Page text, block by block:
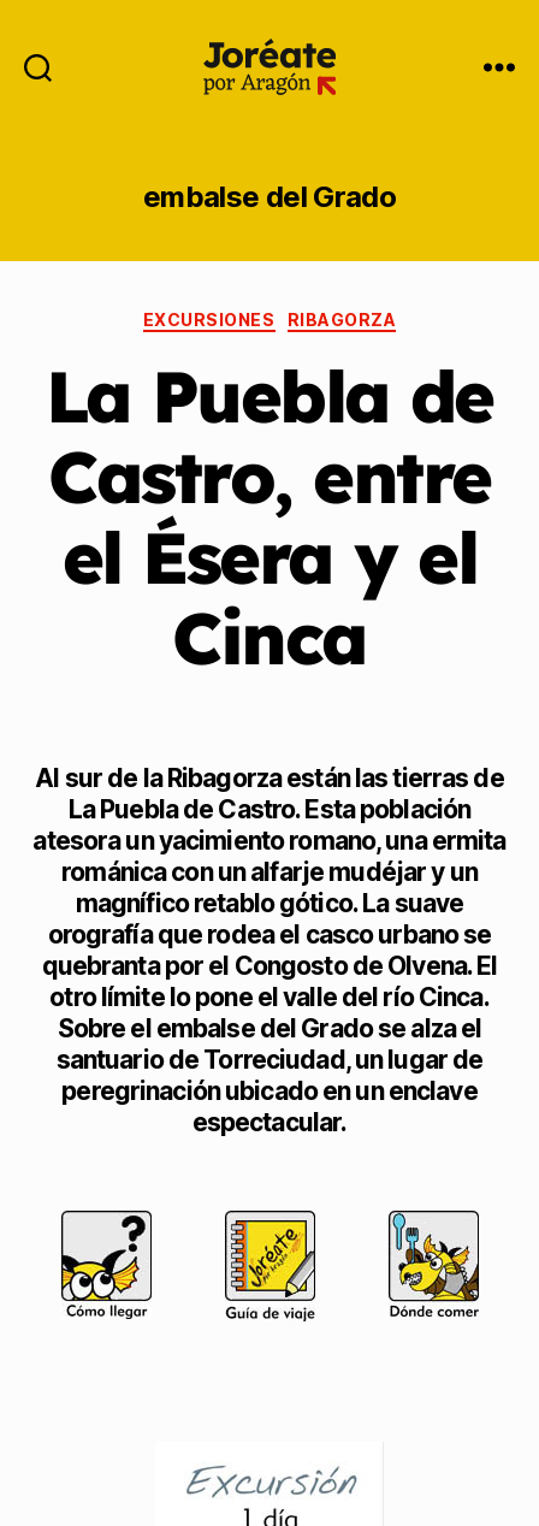
embalse del Grado
EXCURSIONES RIBAGORZA
La Puebla de
Castro, entre
el Ésera y el
Cinca
Al sur de la Ribagorza están las tierras de
La Puebla de Castro. Esta población
atesora un yacimiento romano, una ermita
románica con un alfarje mudéjar y un
magnífico retablo gótico. La suave
orografía que rodea el casco urbano se
quebranta por el Congosto de Olvena. El
otro límite lo pone el valle del río Cinca.
Sobre el embalse del Grado se alza el
santuario de Torreciudad, un lugar de
peregrinación ubicado en un enclave
espectacular.